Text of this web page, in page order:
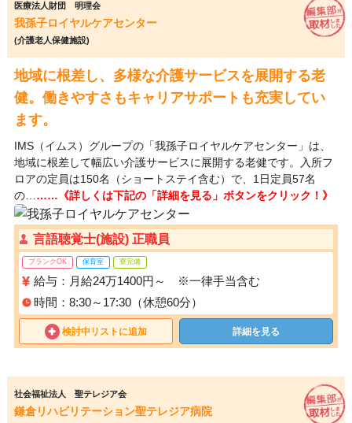
医療法人財団 明理会
我孫子ロイヤルケアセンター
(介護老人保健施設)
地域に根差し、多様な介護サービスを展開する老
健。働きやすさもキャリアサポートも充実してい
ます。
IMS（イムス）グループの「我孫子ロイヤルケアセンター」は、
地域に根差して幅広い介護サービスに展開する老健です。入所フ
ロアの定員は150名（ショートステイ含む）で、1日定員57名
の… ……《詳しくは下記の「詳細を見る」ボタンをクリック！》
言語聴覚士(施設) 正職員
ブランクOK 保育室 寮完備
給与：月給24万1400円～ ※一律手当含む
時間：8:30～17:30（休憩60分）
検討中リストに追加 詳細を見る
社会福祉法人 聖テレジア会
鎌倉リハビリテーション聖テレジア病院